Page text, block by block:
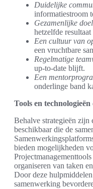
Duidelijke
informatiestroom
Gezamenlijke
hetzelfde
Een cultuur van
een vruchtbare
Regelmatige
up-to-date blijft.
Een
onderlinge band
Tools en technologieën
Behalve strategieën zijn
beschikbaar die de
bieden mogelijkheden
organiseren van taken
Door deze
samenwerking